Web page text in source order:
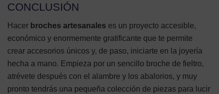
CONCLUSIÓN
Hacer broches artesanales es un proyecto accesible,
económico y enormemente gratificante que te permite
crear accesorios únicos y, de paso, iniciarte en la joyería
hecha a mano. Empieza por un sencillo broche de fieltro,
atrévete después con el alambre y los abalorios, y muy
pronto tendrás una pequeña colección de piezas para lucir